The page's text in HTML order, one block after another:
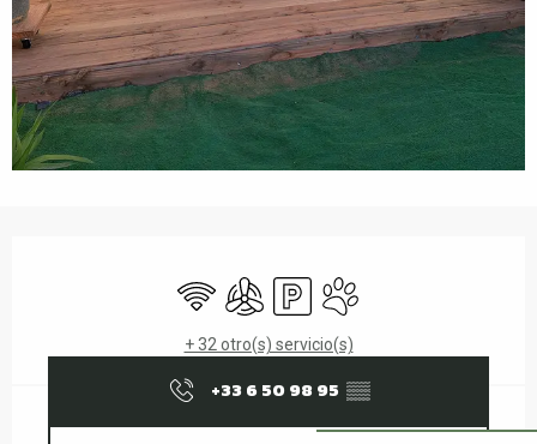
Wifi Aire Acondicionado
AparcamientoSe aceptan animales
+ 32 otro(s) servicio(s)
+33 6 50 98 95 ▒▒